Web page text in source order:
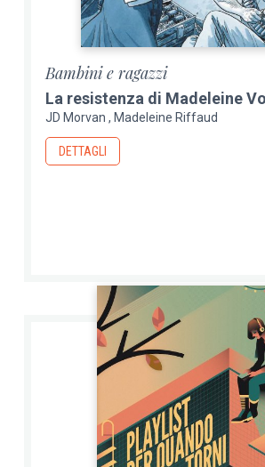
Bambini e ragazzi
La resistenza di Madeleine
JD Morvan Madeleine Riffaud
DETTAGLI